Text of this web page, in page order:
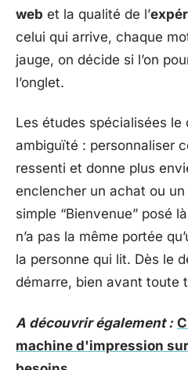
web et la qualité de l’
celui qui arrive, chaque
jauge, on décide si l’on
l’onglet.
Les études spécialisées le
ambiguïté : personnaliser
ressenti et donne plus
enclencher un achat ou
simple “Bienvenue” posé
n’a pas la même portée
la personne qui lit. Dès le
démarre, bien avant toute
A découvrir également :
machine d'impression